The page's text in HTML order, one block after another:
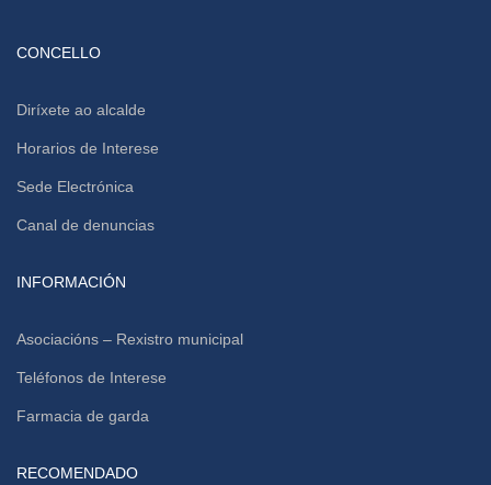
CONCELLO
Diríxete ao alcalde
Horarios de Interese
Sede Electrónica
Canal de denuncias
INFORMACIÓN
Asociacións – Rexistro municipal
Teléfonos de Interese
Farmacia de garda
RECOMENDADO